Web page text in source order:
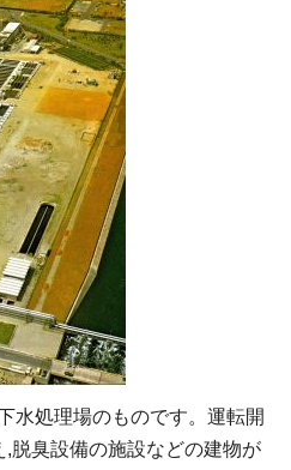
水処理場のものです。運転開
脱臭設備の施設などの建物が